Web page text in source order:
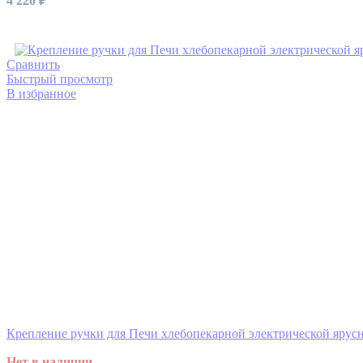
Сравнить
Быстрый просмотр
В избранное
Крепление ручки для Печи хлебопекарной электрической